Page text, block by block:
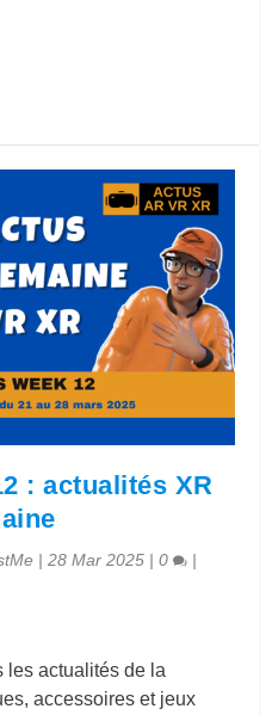
: actualités XR
|28 Mar 2025 |0 |
les actualités de la
accessoires et jeux